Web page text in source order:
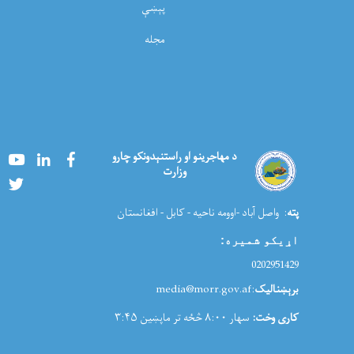
پېښې
مجله
د مهاجرینو او راستنېدونکو چارو
وزارت
YoutubeLinkedInFacebook
پته: واصل آباد -اوومه ناحیه - کابل - افغانستان
اړیکو شمیره:
0202951429
برېښنالیک:media@morr.gov.af
کاری وخت: سهار ۸:۰۰ څځه تر ماپښین ۳:۴۵